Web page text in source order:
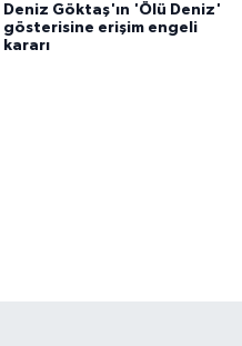
Deniz Göktaş'ın 'Ölü Deniz'
gösterisine erişim engeli
kararı